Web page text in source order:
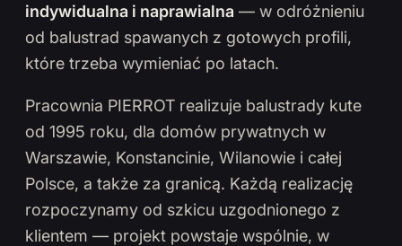
indywidualna i naprawialna — w odróżnieniu
od balustrad spawanych z gotowych profili,
które trzeba wymieniać po latach.
Pracownia PIERROT realizuje balustrady kute
od 1995 roku, dla domów prywatnych w
Warszawie, Konstancinie, Wilanowie i całej
Polsce, a także za granicą. Każdą realizację
rozpoczynamy od szkicu uzgodnionego z
klientem — projekt powstaje wspólnie, w